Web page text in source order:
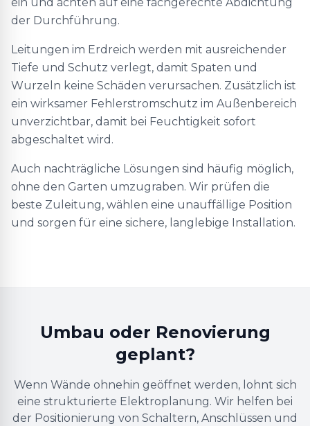
der Durchführung.
Leitungen im Erdreich werden mit ausreichender
Tiefe und Schutz verlegt, damit Spaten und
Wurzeln keine Schäden verursachen. Zusätzlich ist
ein wirksamer Fehlerstromschutz im Außenbereich
unverzichtbar, damit bei Feuchtigkeit sofort
abgeschaltet wird.
Auch nachträgliche Lösungen sind häufig möglich,
ohne den Garten umzugraben. Wir prüfen die
beste Zuleitung, wählen eine unauffällige Position
und sorgen für eine sichere, langlebige Installation.
Umbau oder Renovierung
geplant?
Wenn Wände ohnehin geöffnet werden, lohnt sich
eine strukturierte Elektroplanung. Wir helfen bei
der Positionierung von Schaltern, Anschlüssen und